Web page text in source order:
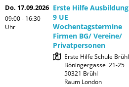
Do. 17.09.2026
09:00 - 16:30
Uhr
Erste Hilfe Ausbildung
9 UE
Wochentagstermine
Firmen BG/ Vereine/
Privatpersonen
Erste Hilfe Schule Brühl
Böningergasse  21-25
50321 Brühl
Raum London